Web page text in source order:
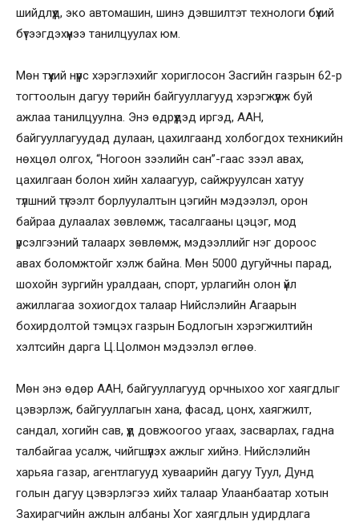
шийдлүүд, эко автомашин, шинэ дэвшилтэт технологи бүхий
бүтээгдэхүүнээ танилцуулах юм.
Мөн түүхий нүүрс хэрэглэхийг хориглосон Засгийн газрын 62-р
тогтоолын дагуу төрийн байгууллагууд хэрэгжүүлж буй
ажлаа танилцуулна. Энэ өдрүүдэд иргэд, ААН,
байгууллагуудад дулаан, цахилгаанд холбогдох техникийн
нөхцөл олгох, “Ногоон зээлийн сан”-гаас зээл авах,
цахилгаан болон хийн халаагуур, сайжруулсан хатуу
түлшний түгээлт борлуулалтын цэгийн мэдээлэл, орон
байраа дулаалах зөвлөмж, тасалгааны цэцэг, мод
үрсэлгээний талаарх зөвлөмж, мэдээллийг нэг дороос
авах боломжтойг хэлж байна. Мөн 5000 дугуйчны парад,
шохойн зургийн уралдаан, спорт, урлагийн олон үйл
ажиллагаа зохиогдох талаар Нийслэлийн Агаарын
бохирдолтой тэмцэх газрын Бодлогын хэрэгжилтийн
хэлтсийн дарга Ц.Цолмон мэдээлэл өглөө.
Мөн энэ өдөр ААН, байгууллагууд орчныхоо хог хаягдлыг
цэвэрлэж, байгууллагын хана, фасад, цонх, хаягжилт,
сандал, хогийн сав, үүд довжоогоо угаах, засварлах, гадна
талбайгаа усалж, чийгшүүлэх ажлыг хийнэ. Нийслэлийн
харьяа газар, агентлагууд хуваарийн дагуу Туул, Дунд
голын дагуу цэвэрлэгээ хийх талаар Улаанбаатар хотын
Захирагчийн ажлын албаны Хог хаягдлын удирдлага